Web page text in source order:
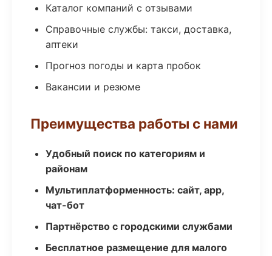
Каталог компаний с отзывами
Справочные службы: такси, доставка,
аптеки
Прогноз погоды и карта пробок
Вакансии и резюме
Преимущества работы с нами
Удобный поиск по категориям и
районам
Мультиплатформенность: сайт, app,
чат-бот
Партнёрство с городскими службами
Бесплатное размещение для малого